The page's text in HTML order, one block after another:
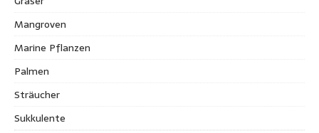
Mangroven
Marine Pflanzen
Palmen
Sträucher
Sukkulente